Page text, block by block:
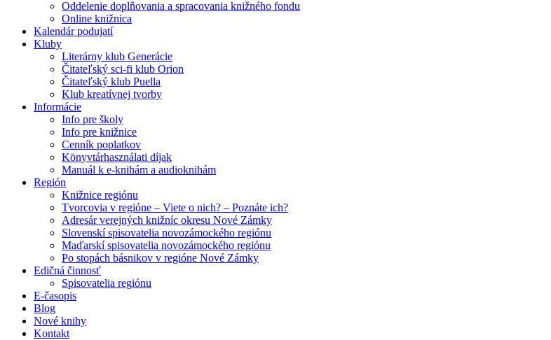
Oddelenie doplňovania a spracovania knižného fondu
Online knižnica
Kalendár podujatí
Kluby
Literárny klub Generácie
Čitateľský sci-fi klub Orion
Čitateľský klub Puella
Klub kreatívnej tvorby
Informácie
Info pre školy
Info pre knižnice
Cenník poplatkov
Könyvtárhasználati díjak
Manuál k e-knihám a audioknihám
Región
Knižnice regiónu
Tvorcovia v regióne – Viete o nich? – Poznáte ich?
Adresár verejných knižníc okresu Nové Zámky
Slovenskí spisovatelia novozámockého regiónu
Maďarskí spisovatelia novozámockého regiónu
Po stopách básnikov v regióne Nové Zámky
Edičná činnosť
Spisovatelia regiónu
E-časopis
Blog
Nové knihy
Kontakt